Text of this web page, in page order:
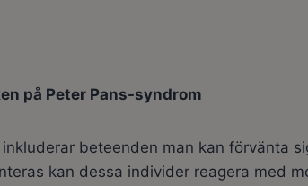
på Peter Pans-syndrom
beteenden man kan förvänta
kan dessa individer reagera med